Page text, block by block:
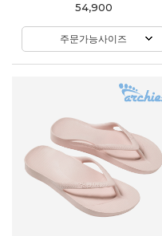
54,900
주문가능사이즈